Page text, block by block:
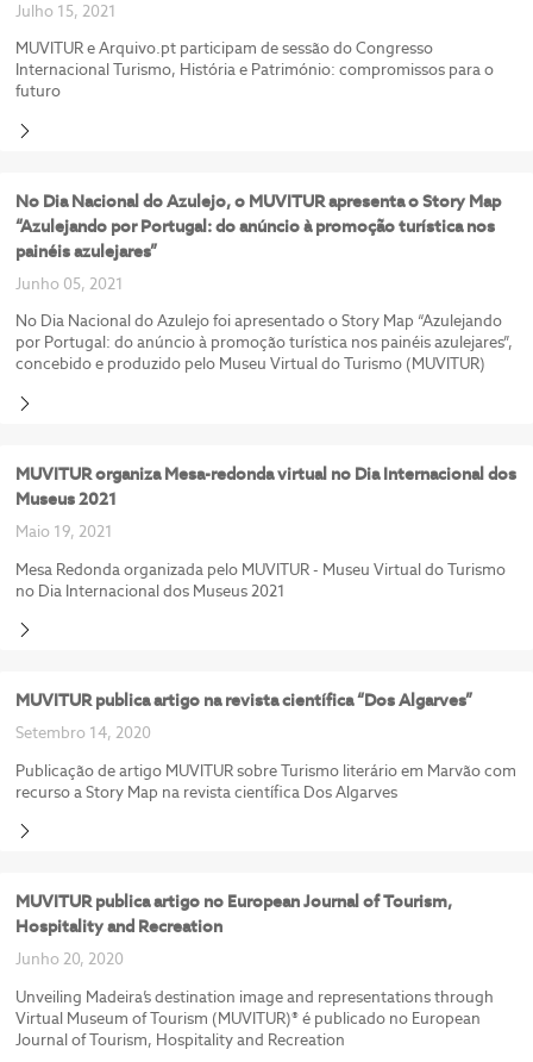
Julho 15, 2021
MUVITUR e Arquivo.pt participam de sessão do Congresso
Internacional Turismo, História e Património: compromissos para o
futuro
No Dia Nacional do Azulejo, o MUVITUR apresenta o Story Map
“Azulejando por Portugal: do anúncio à promoção turística nos
painéis azulejares”
Junho 05, 2021
No Dia Nacional do Azulejo foi apresentado o Story Map “Azulejando
por Portugal: do anúncio à promoção turística nos painéis azulejares”,
concebido e produzido pelo Museu Virtual do Turismo (MUVITUR)
MUVITUR organiza Mesa-redonda virtual no Dia Internacional dos
Museus 2021
Maio 19, 2021
Mesa Redonda organizada pelo MUVITUR - Museu Virtual do Turismo
no Dia Internacional dos Museus 2021
MUVITUR publica artigo na revista científica “Dos Algarves”
Setembro 14, 2020
Publicação de artigo MUVITUR sobre Turismo literário em Marvão com
recurso a Story Map na revista científica Dos Algarves
MUVITUR publica artigo no European Journal of Tourism,
Hospitality and Recreation
Junho 20, 2020
Unveiling Madeira’s destination image and representations through
Virtual Museum of Tourism (MUVITUR)® é publicado no European
Journal of Tourism, Hospitality and Recreation